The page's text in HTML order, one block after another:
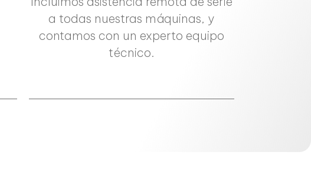
a todas nuestras máquinas, y
contamos con un experto equipo
técnico.